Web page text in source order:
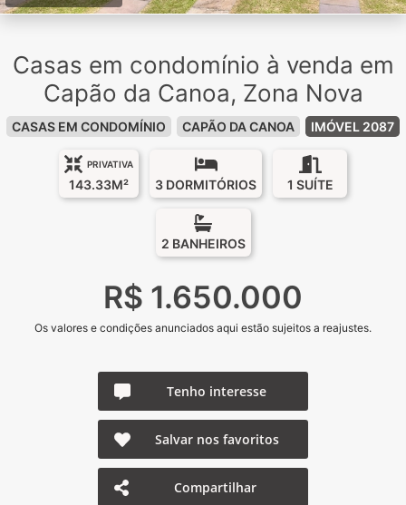
Casas em condomínio à venda em
Capão da Canoa, Zona Nova
CASAS EM CONDOMÍNIO CAPÃO DA CANOA IMÓVEL 2087
PRIVATIVA
143.33M² 3 DORMITÓRIOS 1 SUÍTE
2 BANHEIROS
R$ 1.650.000
Os valores e condições anunciados aqui estão sujeitos a reajustes.
Tenho interesse
Salvar nos favoritos
Compartilhar